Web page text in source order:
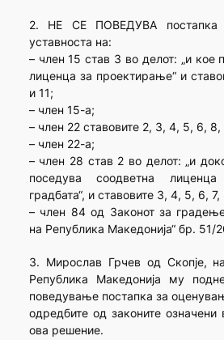
2. НЕ СЕ ПОВЕДУВА постапка
уставноста на:
– член 15 став 3 во делот: „и кое
лиценца за проектирање“ и
и 11;
– член 15-а;
– член 22 ставовите 2, 3, 4, 5, 6, 8,
– член 22-а;
– член 28 став 2 во делот: „и
поседува соодветна
градбата“, и ставовите 3, 4, 5, 6,
– член 84 од Законот за
на Република Македонија“ бр.
3. Мирослав Грчев од Скопје,
Република Македонија му
поведување постапка за
одредбите од законите означени
ова решение.